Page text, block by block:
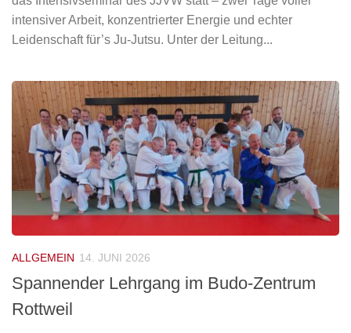
intensiver Arbeit, konzentrierter Energie und echter
Leidenschaft für’s Ju-Jutsu. Unter der Leitung...
ALLGEMEIN 14. JUNI 2026
Spannender Lehrgang im Budo-Zentrum
Rottweil